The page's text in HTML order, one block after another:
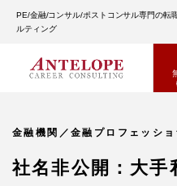
PE/金融/コンサル/ポストコンサル専門の
ルティング
金融機関／金融プロフェッシ
社名非公開：大